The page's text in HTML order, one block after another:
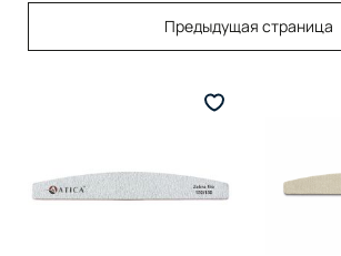
Предыдущая страница